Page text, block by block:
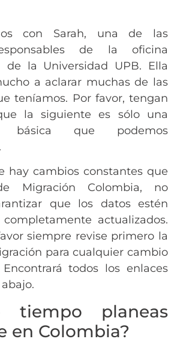
con Sarah, una de las
de la oficina
de la Universidad UPB. Ella
a aclarar muchas de las
teníamos. Por favor, tengan
la siguiente es sólo una
básica que podemos
hay cambios constantes que
Migración Colombia, no
que los datos estén
actualizados.
siempre revise primero la
para cualquier cambio
todos los enlaces
tiempo planeas
en Colombia?